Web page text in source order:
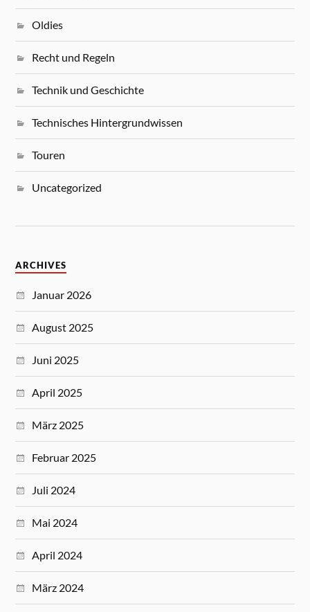
Oldies
Recht und Regeln
Technik und Geschichte
Technisches Hintergrundwissen
Touren
Uncategorized
ARCHIVES
Januar 2026
August 2025
Juni 2025
April 2025
März 2025
Februar 2025
Juli 2024
Mai 2024
April 2024
März 2024